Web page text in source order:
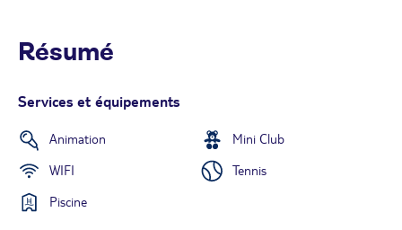
Résumé
Services et équipements
Animation
Mini Club
WIFI
Tennis
Piscine